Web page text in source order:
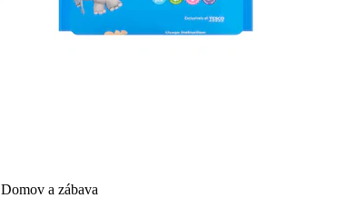
Domov a zábava